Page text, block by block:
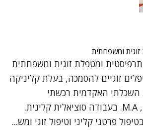
ומשפחתית
ומטפלת זוגית ומשפחתית
זוגיים להסמכה, בעלת קליניקה
השכלתי האקדמית רכשתי
באוניברסיטת בר אילן, M.A. בעבודה סוציאלית קלינית.
פרטני קליני וטיפול זוגי ומש...